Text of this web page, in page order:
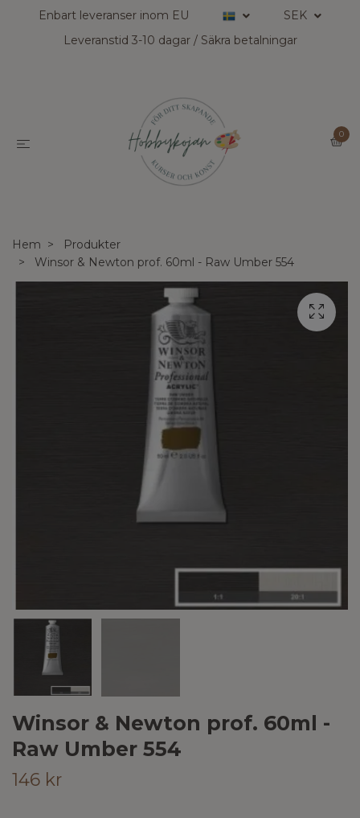
Enbart leveranser inom EU
SEK
Leveranstid 3-10 dagar / Säkra betalningar
0
Hem
Produkter
Winsor & Newton prof. 60ml - Raw Umber 554
Winsor & Newton prof. 60ml -
Raw Umber 554
146 kr